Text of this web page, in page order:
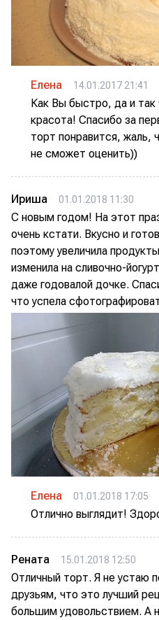
Елена 14.01.2017 21:41
Как Вы быстро, да и так
красота! Спасибо за
торт понравится, жаль,
не сможет оценить))
Ириша 01.01.2018 11:30
С новым годом! На этот
очень кстати. Вкусно и
поэтому увеличила
изменила на сливочно-
даже годовалой дочке.
что успела
Елена 01.01.2018 17:05
Отлично выглядит!
Рената 15.01.2018 12:50
Отличный торт. Я не устаю
друзьям, что это лучший
большим удовольствием. А